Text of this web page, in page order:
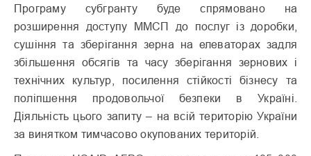
Програму субгранту буде спрямовано на
розширення доступу ММСП до послуг із доробки,
сушіння та зберігання зерна на елеваторах задля
збільшення обсягів та часу зберігання зернових і
технічних культур, посилення стійкості бізнесу та
поліпшення продовольчої безпеки в Україні.
Діяльність цього запиту – на всій територію України
за винятком тимчасово окупованих територій.